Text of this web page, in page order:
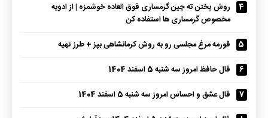
4
روش پختن ته چین گرمساری فوق العاده خوشمزه | از ادویه
مخصوص گرمساری ها استفاده کن
5
قورمه مرغ مجلسی رو به روش کرمانشاهی بپز + طرز تهیه
6
فال حافظ امروز سه شنبه 5 اسفند 1404
7
فال عشق و احساس امروز سه شنبه 5 اسفند 1404